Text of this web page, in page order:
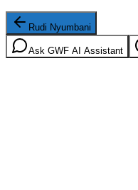
Rudi Nyumbani
Ask GWF AI Assistant